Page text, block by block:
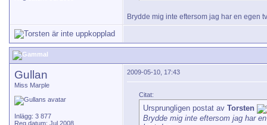
Brydde mig inte eftersom jag har en egen
Gullan
Miss Marple
Inlägg: 3 877
Reg.datum: Jul 2008
2009-05-10, 17:43
Citat:
Ursprungligen postat av Torsten
Brydde mig inte eftersom jag har